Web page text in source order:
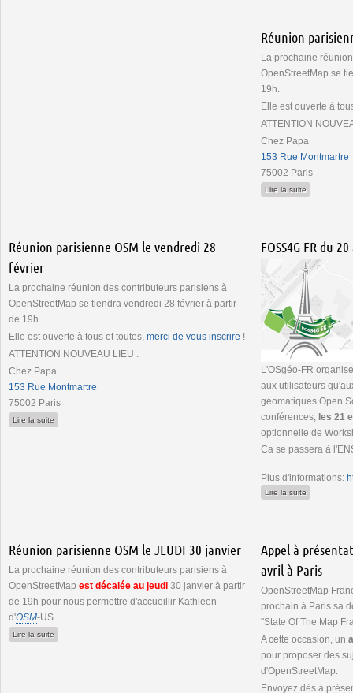
Réunion
La prochaine
OpenStreetMap se
19h.
Elle est ouverte à
ATTENTION
Chez Papa
153 Rue Montmartre
75002 Paris
Lire la suite
Réunion parisienne OSM le vendredi 28
février
La prochaine réunion des contributeurs parisiens à
OpenStreetMap se tiendra vendredi 28 février à partir
de 19h.
Elle est ouverte à tous et toutes, merci de vous inscrire !
ATTENTION NOUVEAU LIEU :
Chez Papa
153 Rue Montmartre
75002 Paris
Lire la suite
FOSS4G-FR du
L'OSgéo-FR
aux utilisateurs
géomatiques Open
conférences, les 21
optionnelle de
Ca se passera à
Plus d'informations:
Lire la suite
Réunion parisienne OSM le JEUDI 30 janvier
La prochaine réunion des contributeurs parisiens à
OpenStreetMap est décalée au jeudi 30 janvier à partir
de 19h pour nous permettre d'accueillir Kathleen
d'OSM-US.
Lire la suite
Appel à
avril à Paris
OpenStreetMap
prochain à Paris sa
"State Of The Map
A cette occasion, un
pour proposer des
d'OpenStreetMap.
Envoyez dès à